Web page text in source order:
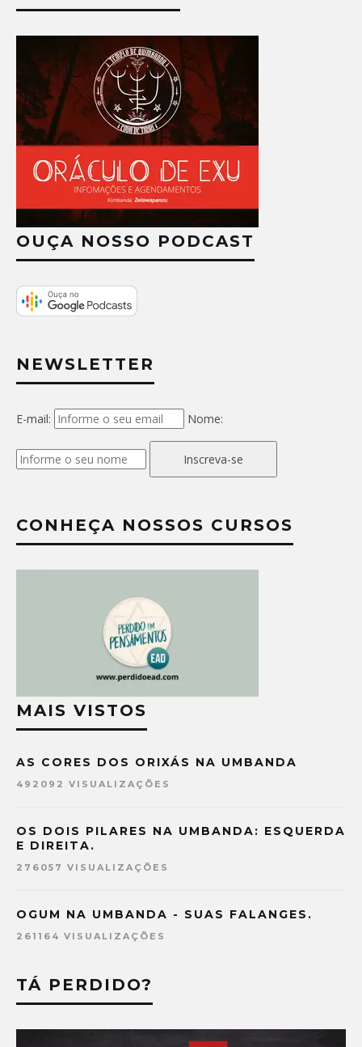
OUÇA NOSSO PODCAST
NEWSLETTER
E-mail: Nome:
Inscreva-se
CONHEÇA NOSSOS CURSOS
MAIS VISTOS
AS CORES DOS ORIXÁS NA UMBANDA
492092 VISUALIZAÇÕES
OS DOIS PILARES NA UMBANDA: ESQUERDA
E DIREITA.
276057 VISUALIZAÇÕES
OGUM NA UMBANDA - SUAS FALANGES.
261164 VISUALIZAÇÕES
TÁ PERDIDO?